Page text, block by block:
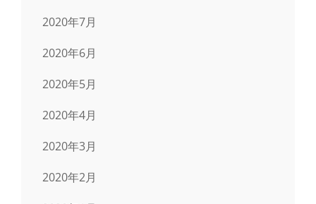
2020年7月
2020年6月
2020年5月
2020年4月
2020年3月
2020年2月